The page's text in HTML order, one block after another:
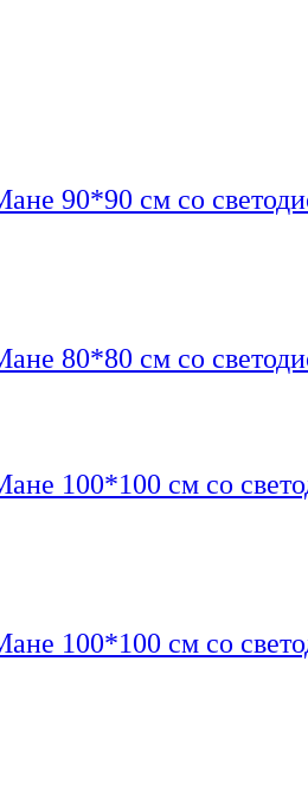
90*90 см со
80*80 см со
100*100 см со
100*100 см со